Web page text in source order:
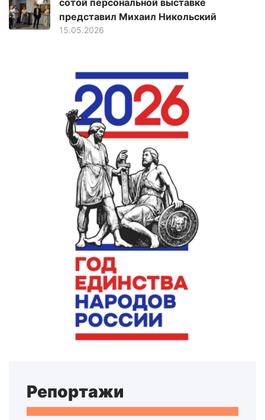
сотой персональной выставке
представил Михаил Никольский
15.05.2026
Репортажи